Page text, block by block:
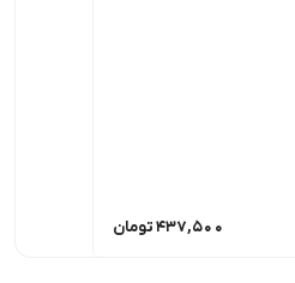
437,500تومان